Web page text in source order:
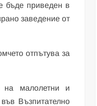
бъде приведен в
заведение от
отпътува за
на малолетни и
Възпитателно